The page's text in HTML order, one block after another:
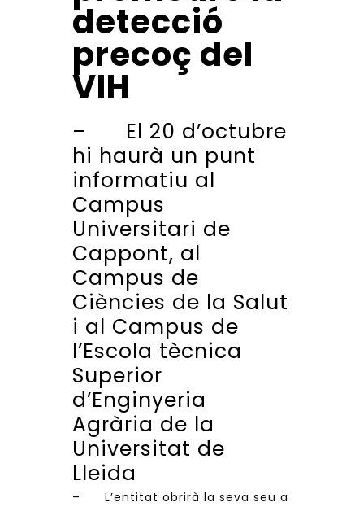
detecció
precoç del
VIH
– El 20 d’octubre
hi haurà un punt
informatiu al
Campus
Universitari de
Cappont, al
Campus de
Ciències de la Salut
i al Campus de
l’Escola tècnica
Superior
d’Enginyeria
Agrària de la
Universitat de
Lleida
– L’entitat obrirà la seva seu a